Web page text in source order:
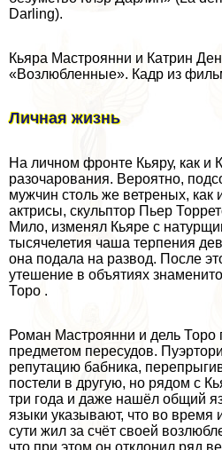
Darling).
Кьяра Мастроянни и Катрин
«Возлюбленные». Кадр из
Личная жизнь
На личном фронте Кьяру, как и
разочарования. Вероятно,
мужчин столь же ветреных,
актрисы, скульптор Пьер
Мило, изменял Кьяре с
тысячелетия чаша терпения
она подала на развод. После
утешение в объятиях
Торо .
Роман Мастроянни и дель Торо
предметом пересудов.
репутацию бабника,
постели в другую, но рядом с
три года и даже нашёл общий
языки указывают, что во
сути жил за счёт своей